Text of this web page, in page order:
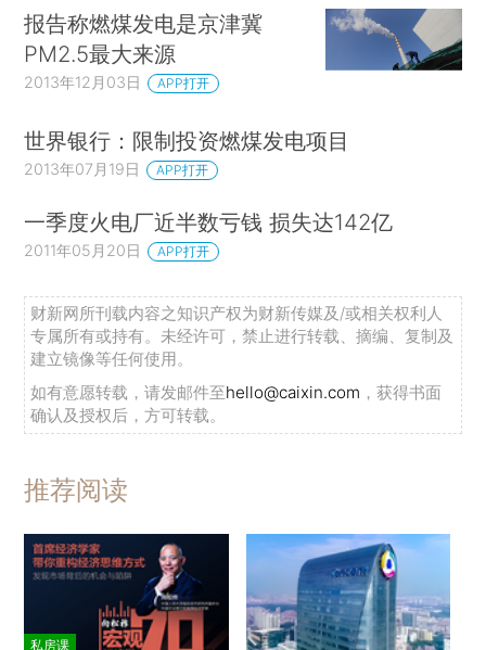
报告称燃煤发电是京津冀
PM2.5最大来源
2013年12月03日 APP打开
世界银行：限制投资燃煤发电项目
2013年07月19日 APP打开
一季度火电厂近半数亏钱 损失达142亿
2011年05月20日 APP打开
财新网所刊载内容之知识产权为财新传媒及/或相关权利人
专属所有或持有。未经许可，禁止进行转载、摘编、复制及
建立镜像等任何使用。
如有意愿转载，请发邮件至hello@caixin.com ，获得书面
确认及授权后，方可转载。
推荐阅读
私房课